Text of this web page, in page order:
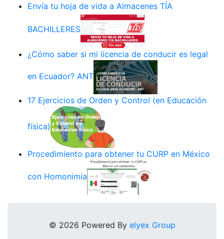
Envía tu hoja de vida a Almacenes TÍA
BACHILLERES
¿Cómo saber si mi licencia de conducir es legal
en Ecuador? ANT
17 Ejercicios de Orden y Control (en Educación
física)
Procedimiento para obtener tu CURP en México
con Homonimia
© 2026 Powered By elyex Group